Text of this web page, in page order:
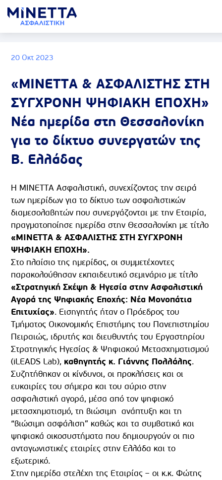
20 Οκτ 2023
«ΜΙΝΕΤΤΑ & ΑΣΦΑΛΙΣΤΗΣ ΣΤΗ
ΣΥΓΧΡΟΝΗ ΨΗΦΙΑΚΗ ΕΠΟΧΗ»
Νέα ημερίδα στη Θεσσαλονίκη
για το δίκτυο συνεργατών της
Β. Ελλάδας
Η ΜΙΝΕΤΤΑ Ασφαλιστική, συνεχίζοντας την σειρά
των ημερίδων για το δίκτυο των ασφαλιστικών
διαμεσολαβητών που συνεργάζονται με την Εταιρία,
πραγματοποίησε ημερίδα στην Θεσσαλονίκη με τίτλο
«ΜΙΝΕΤΤΑ & ΑΣΦΑΛΙΣΤΗΣ ΣΤΗ ΣΥΓΧΡΟΝΗ
ΨΗΦΙΑΚΗ ΕΠΟΧΗ».
Στο πλαίσιο της ημερίδας, οι συμμετέχοντες
παρακολούθησαν εκπαιδευτικό σεμινάριο με τίτλο
«Στρατηγική Σκέψη & Ηγεσία στην Ασφαλιστική
Αγορά της Ψηφιακής Εποχής: Νέα Μονοπάτια
Επιτυχίας». Εισηγητής ήταν ο Πρόεδρος του
Τμήματος Οικονομικής Επιστήμης του Πανεπιστημίου
Πειραιώς, ιδρυτής και διευθυντής του Εργαστηρίου
Στρατηγικής Ηγεσίας & Ψηφιακού Μετασχηματισμού
(iLEADS Lab), καθηγητής κ. Γιάννης Πολλάλης.
Συζητήθηκαν οι κίνδυνοι, οι προκλήσεις και οι
ευκαιρίες του σήμερα και του αύριο στην
ασφαλιστική αγορά, μέσα από τον ψηφιακό
μετασχηματισμό, τη βιώσιμη ανάπτυξη και τη
“βιώσιμη ασφάλιση” καθώς και τα συμβατικά και
ψηφιακά οικοσυστήματα που δημιουργούν οι πιο
ανταγωνιστικές εταιρίες στην Ελλάδα και το
εξωτερικό.
Στην ημερίδα στελέχη της Εταιρίας – οι κ.κ. Φώτης